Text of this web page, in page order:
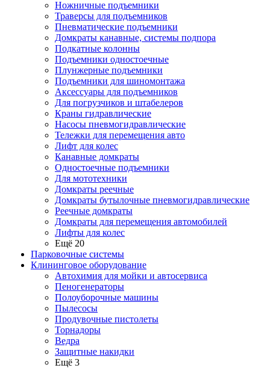
Ножничные подъемники
Траверсы для подъемников
Пневматические подъемники
Домкраты канавные, системы подпора
Подкатные колонны
Подъемники одностоечные
Плунжерные подъемники
Подъемники для шиномонтажа
Аксессуары для подъемников
Для погрузчиков и штабелеров
Краны гидравлические
Насосы пневмогидравлические
Тележки для перемещения авто
Лифт для колес
Канавные домкраты
Одностоечные подъемники
Для мототехники
Домкраты реечные
Домкраты бутылочные пневмогидравлические
Реечные домкраты
Домкраты для перемещения автомобилей
Лифты для колес
Ещё 20
Парковочные системы
Клининговое оборудование
Автохимия для мойки и автосервиса
Пеногенераторы
Полоуборочные машины
Пылесосы
Продувочные пистолеты
Торнадоры
Ведра
Защитные накидки
Ещё 3